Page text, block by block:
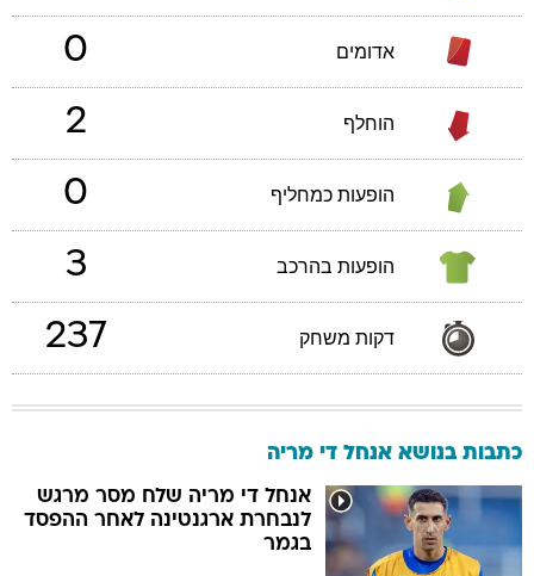
אדומים 0
הוחלף 2
הופעות כמחליף 0
הופעות בהרכב 3
דקות משחק 237
כתבות בנושא אנחל די מריה
אנחל די מריה שלח מסר מרגש
לנבחרת ארגנטינה לאחר ההפסד
בגמר